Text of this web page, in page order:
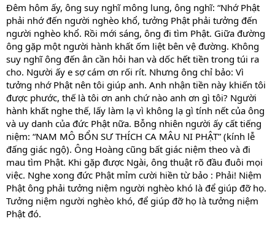
Đêm hôm ấy, ông suy nghĩ mông lung, ông nghĩ: “Nhớ Phật
phải nhớ đến người nghèo khổ, tưởng Phật phải tưởng đến
người nghèo khổ. Rồi mới sáng, ông đi tìm Phật. Giữa đường
ông gặp một người hành khất ốm liệt bên vệ đường. Không
suy nghĩ ông đến ân cần hỏi han và dốc hết tiền trong túi ra
cho. Người ấy e sợ cám ơn rối rít. Nhưng ông chỉ bảo: Vì
tưởng nhớ Phật nên tôi giúp anh. Anh nhận tiền này khiến tôi
được phước, thế là tôi ơn anh chứ nào anh ơn gì tôi? Người
hành khất nghe thế, lấy làm lạ vì không lạ gì tính nết của ông
và uy danh của đức Phật nữa. Bỗng nhiên người ấy cất tiếng
niệm: “NAM MÔ BỔN SƯ THÍCH CA MÂU NI PHẬT” (kính lễ
đấng giác ngộ). Ông Hoàng cũng bất giác niệm theo và đi
mau tìm Phật. Khi gặp được Ngài, ông thuật rõ đầu đuôi mọi
việc. Nghe xong đức Phật mỉm cười hiền từ bảo : Phải! Niệm
Phật ông phải tưởng niệm người nghèo khó là để giúp đỡ họ.
Tưởng niệm người nghèo khó, để giúp đỡ họ là tưởng niệm
Phật đó.